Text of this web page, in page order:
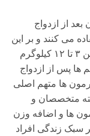
از ازدواج
می کنند و بر این
باورند دوسوم خانم ها ۲ سال بعد از ازدواج بین ۳ تا ۱۲ کیلوگرم
ها پس از ازدواج
ها متهم اصلی
متخصصان و
ها و اضافه وزن
سبک زندگی افراد